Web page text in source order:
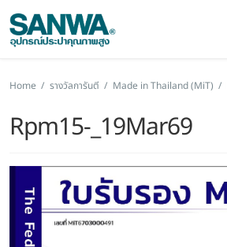
Home / รางวัลการันตี / Made in Thailand (MiT) /
Rpm15-_19Mar69